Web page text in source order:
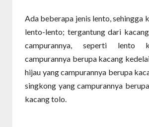
Ada beberapa jenis lento, sehingga
lento-lento; tergantung dari
campurannya, seperti lento
campurannya berupa kacang
hijau yang campurannya berupa
singkong yang campurannya
kacang tolo.